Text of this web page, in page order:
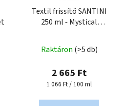
Textil frissítő SANTINI
250 ml - Mystical
Raktáron (>5 db)
2 665 Ft
Egységár:
1 066 Ft / 100 ml